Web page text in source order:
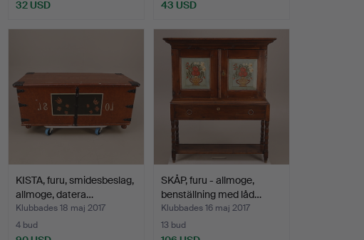
32 USD 43 USD
KISTA, furu, smidesbeslag,
allmoge, datera…
Klubbades 18 maj 2017
4 bud
SKÅP, furu - allmoge,
benställning med låd…
Klubbades 16 maj 2017
13 bud